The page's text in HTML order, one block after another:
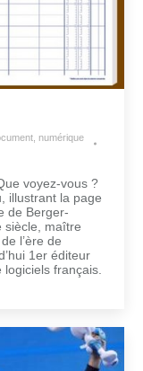
numérique
voyez-vous ?
illustrant la page
de Berger-
siècle, maître
l’ère de
1er éditeur
français.